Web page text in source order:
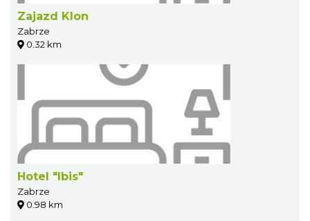
Zajazd Klon
Zabrze
0.32 km
Hotel "Ibis"
Zabrze
0.98 km